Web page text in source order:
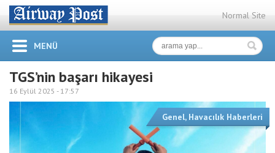
Normal Site
MENÜ
TGS’nin başarı hikayesi
16 Eylül 2025 - 17:57
Genel, Havacılık Haberleri